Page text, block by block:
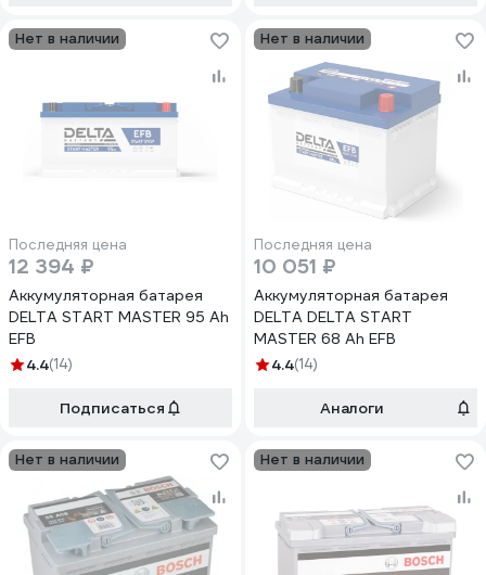
Нет в наличии
Последняя цена
12 394 ₽
Аккумуляторная батарея
DELTA START MASTER 95 Ah
EFB
4.4(14)
Подписаться
Нет в наличии
Последняя цена
10 051 ₽
Аккумуляторная батарея
DELTA DELTA START
MASTER 68 Ah EFB
4.4(14)
Аналоги
Нет в наличии Нет в наличии